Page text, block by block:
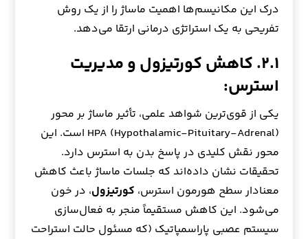
درک این مکانیسم‌ها اهمیت ماساژ را از یک روش
تفریحی به یک استراتژی درمانی ارتقا می‌دهد.
۲.۱. کاهش کورتیزول و مدیریت
استرس:
یکی از قوی‌ترین شواهد علمی، تأثیر ماساژ بر محور
HPA (Hypothalamic-Pituitary-Adrenal) است. این
محور نقش کلیدی در پاسخ بدن به استرس دارد.
تحقیقات نشان داده‌اند که جلسات ماساژ باعث کاهش
معنادار سطح هورمون استرس، کورتیزول، در خون
می‌شود. این کاهش مستقیماً منجر به فعال‌سازی
سیستم عصبی پاراسمپاتیک (که مسئول حالت استراحت